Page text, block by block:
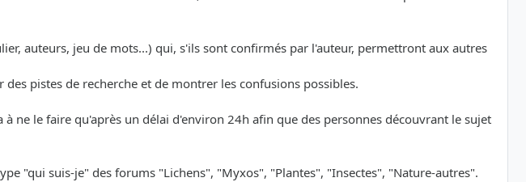
auteurs, jeu de mots...) qui, s'ils sont confirmés par l'auteur, permettront aux autres
pistes de recherche et de montrer les confusions possibles.
ne le faire qu'après un délai d'environ 24h afin que des personnes découvrant le sujet
"qui suis-je" des forums "Lichens", "Myxos", "Plantes", "Insectes", "Nature-autres".